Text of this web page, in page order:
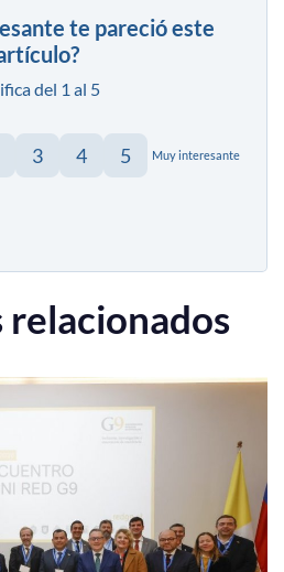
te pareció este
del 1 al 5
3 4 5 Muy interesante